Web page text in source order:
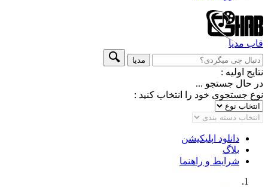
قاب مدیا
مدیا
نتایج اولیه :
در حال جستجو ...
نوع جستجوی خود را انتخاب کنید :
دانلود اپلیکیشن
بلاگ
شرایط و راهنما